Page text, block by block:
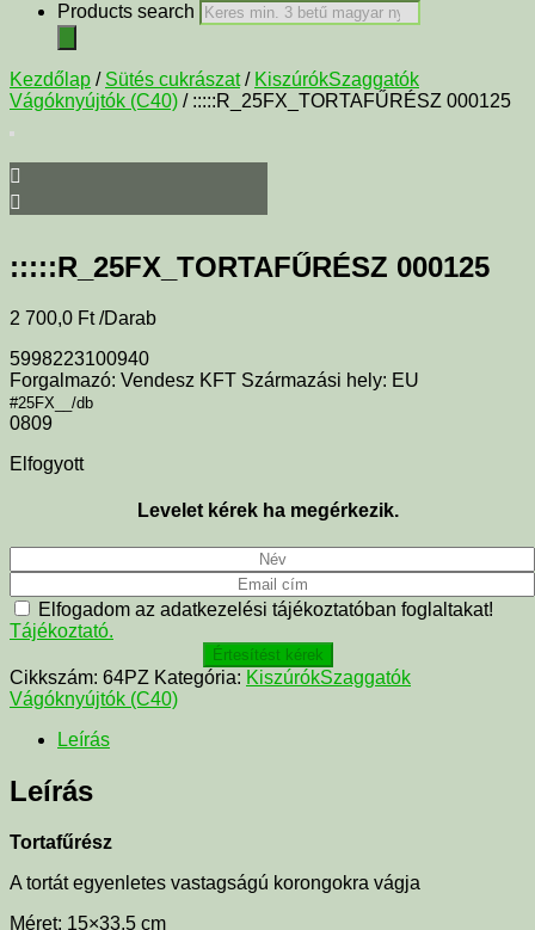
Products search
Kezdőlap / Sütés cukrászat/ KiszúrókSzaggatók
Vágóknyújtók (C40) / :::::R_25FX_TORTAFŰRÉSZ 000125
:::::R_25FX_TORTAFŰRÉSZ 000125
2 700,0 Ft /Darab
5998223100940
Forgalmazó: Vendesz KFT Származási hely: EU
#25FX__/db
0809
Elfogyott
Levelet kérek ha megérkezik.
Elfogadom az adatkezelési tájékoztatóban foglaltakat!
Tájékoztató.
Értesítést kérek
Cikkszám: 64PZ Kategória: KiszúrókSzaggatók
Vágóknyújtók (C40)
Leírás
Leírás
Tortafűrész
A tortát egyenletes vastagságú korongokra vágja
Méret: 15×33,5 cm